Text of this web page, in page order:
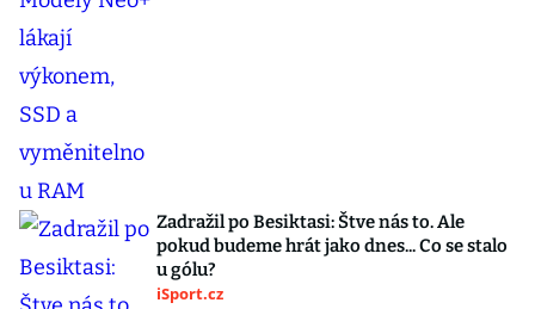
Zadražil po Besiktasi: Štve nás to. Ale
pokud budeme hrát jako dnes... Co se stalo
u gólu?
iSport.cz